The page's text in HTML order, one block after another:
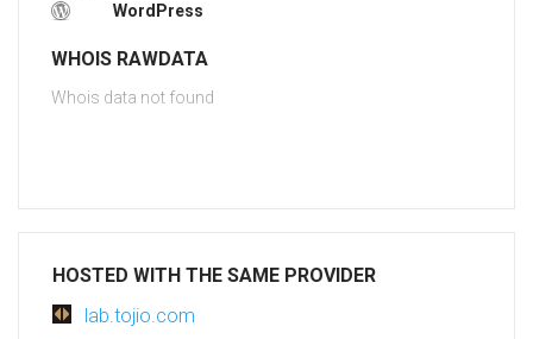
WordPress
WHOIS RAWDATA
Whois data not found
HOSTED WITH THE SAME PROVIDER
lab.tojio.com